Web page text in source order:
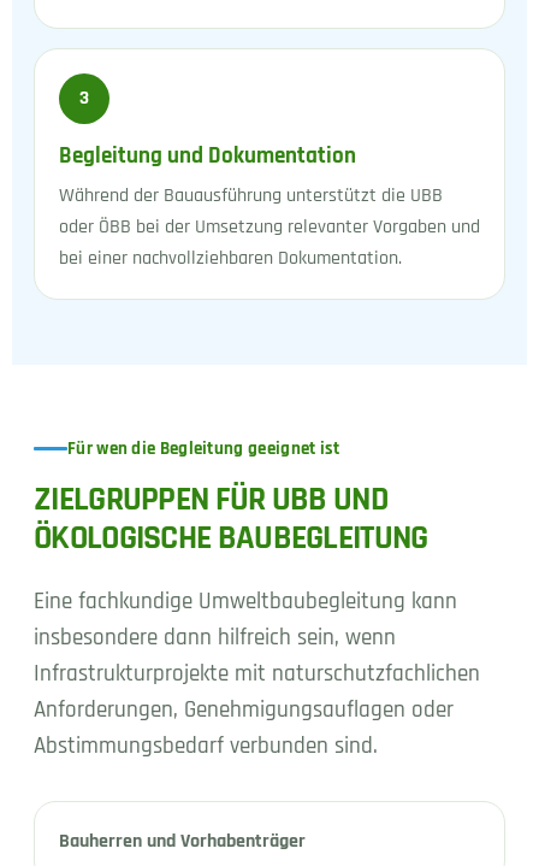
3
Begleitung und Dokumentation
Während der Bauausführung unterstützt die UBB
oder ÖBB bei der Umsetzung relevanter Vorgaben und
bei einer nachvollziehbaren Dokumentation.
Für wen die Begleitung geeignet ist
ZIELGRUPPEN FÜR UBB UND
ÖKOLOGISCHE BAUBEGLEITUNG
Eine fachkundige Umweltbaubegleitung kann
insbesondere dann hilfreich sein, wenn
Infrastrukturprojekte mit naturschutzfachlichen
Anforderungen, Genehmigungsauflagen oder
Abstimmungsbedarf verbunden sind.
Bauherren und Vorhabenträger